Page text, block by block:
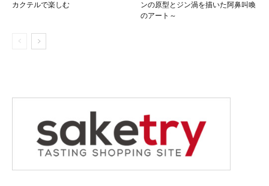
カクテルで楽しむ
ンの原型とジン渦を描いた阿鼻叫喚
のアート～